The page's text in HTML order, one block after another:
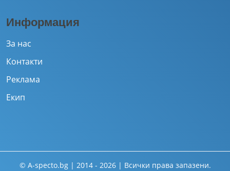
Информация
За нас
Контакти
Реклама
Екип
© A-specto.bg | 2014 - 2026 | Всички права запазени.